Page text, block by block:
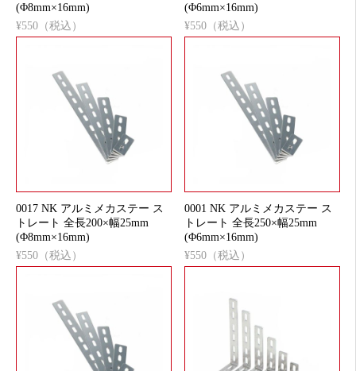
(Φ8mm×16mm)
¥550（税込）
(Φ6mm×16mm)
¥550（税込）
0017 NK アルミメカステー ス
トレート 全長200×幅25mm
(Φ8mm×16mm)
¥550（税込）
0001 NK アルミメカステー ス
トレート 全長250×幅25mm
(Φ6mm×16mm)
¥550（税込）